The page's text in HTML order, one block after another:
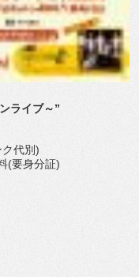
ライブ～”
代別)
(要身分証)